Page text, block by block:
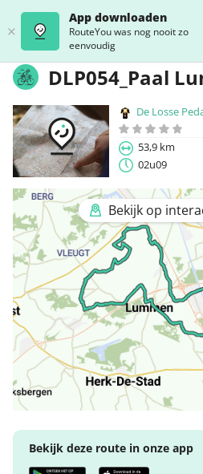
App downloaden
RouteYou was nog nooit zo
eenvoudig
DLP054_Paal
De Losse
53,9 km
02u09
Bekijk op
Bekijk deze route in onze app